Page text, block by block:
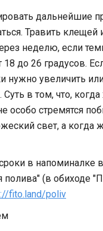
дальнейшие
Травить клещей
неделю, если
до 26 градусов.
нужно увеличить
Суть в том, что,
особо стремятся
свет, а когда
в напоминалке
(в обиходе
fito.land/poliv